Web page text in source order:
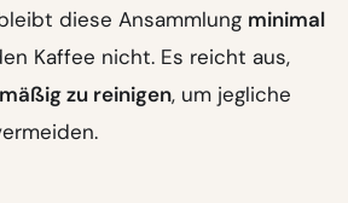
diese Ansammlung minimal
Kaffee nicht. Es reicht aus,
zu reinigen, um jegliche